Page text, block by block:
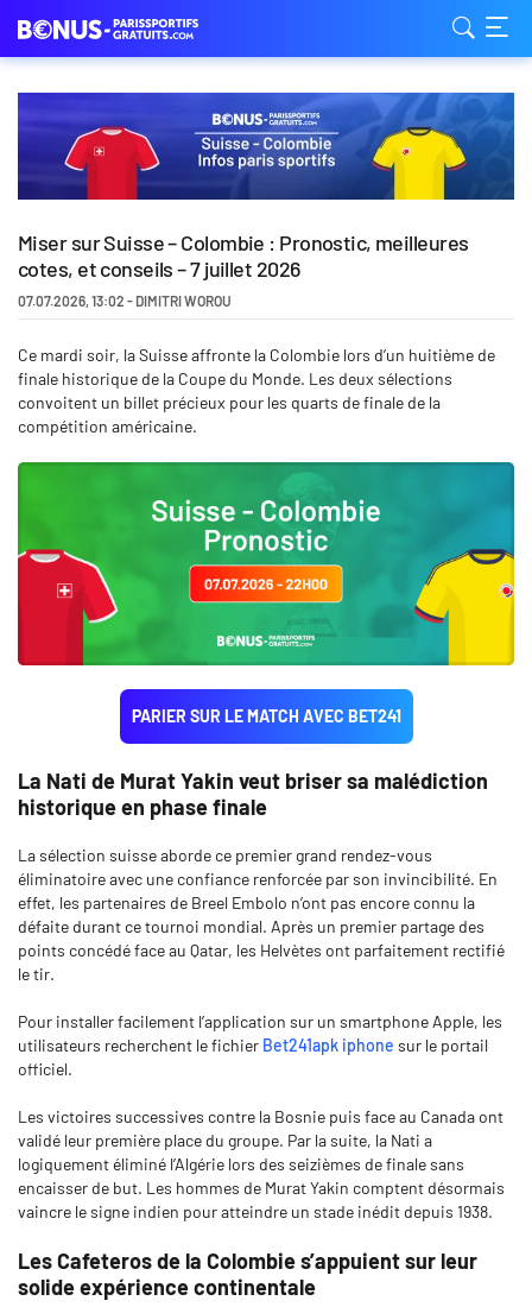
Miser sur Suisse – Colombie : Pronostic, meilleures
cotes, et conseils – 7 juillet 2026
07.07.2026,13:02 - DIMITRI WOROU
Ce mardi soir, la Suisse affronte la Colombie lors d’un huitième de
finale historique de la Coupe du Monde. Les deux sélections
convoitent un billet précieux pour les quarts de finale de la
compétition américaine.
PARIER SUR LE MATCH AVEC BET241
La Nati de Murat Yakin veut briser sa malédiction
historique en phase finale
La sélection suisse aborde ce premier grand rendez-vous
éliminatoire avec une confiance renforcée par son invincibilité. En
effet, les partenaires de Breel Embolo n’ont pas encore connu la
défaite durant ce tournoi mondial. Après un premier partage des
points concédé face au Qatar, les Helvètes ont parfaitement rectifié
le tir.
Pour installer facilement l’application sur un smartphone Apple, les
utilisateurs recherchent le fichier Bet241apk iphone sur le portail
officiel.
Les victoires successives contre la Bosnie puis face au Canada ont
validé leur première place du groupe. Par la suite, la Nati a
logiquement éliminé l’Algérie lors des seizièmes de finale sans
encaisser de but. Les hommes de Murat Yakin comptent désormais
vaincre le signe indien pour atteindre un stade inédit depuis 1938.
Les Cafeteros de la Colombie s’appuient sur leur
solide expérience continentale